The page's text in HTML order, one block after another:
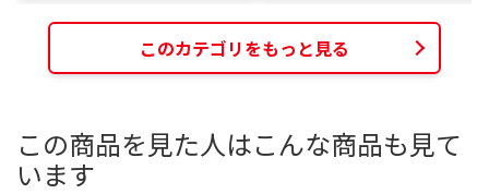
このカテゴリをもっと見る
この商品を見た人はこんな商品も見て
います